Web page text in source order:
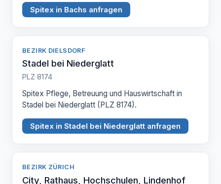
Spitex in Bachs anfragen
BEZIRK DIELSDORF
Stadel bei Niederglatt
PLZ 8174
Spitex Pflege, Betreuung und Hauswirtschaft in
Stadel bei Niederglatt (PLZ 8174).
Spitex in Stadel bei Niederglatt anfragen
BEZIRK ZÜRICH
City, Rathaus, Hochschulen, Lindenhof